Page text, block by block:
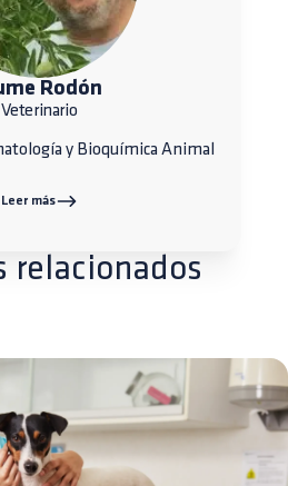
Rodón
Veterinario
y Bioquímica Animal
Leer más
relacionados